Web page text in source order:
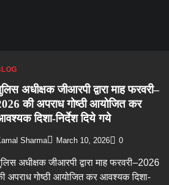
अधीक्षक जीआरपी द्वारा माह फरवरी–
की अपराध गोष्ठी आयोजित कर
दिशा-निर्देश दिये गये
Sharma March 10, 2026 0
अधीक्षक जीआरपी द्वारा माह फरवरी–2026
अपराध गोष्ठी आयोजित कर आवश्यक दिशा-